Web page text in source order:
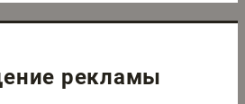
рекламы